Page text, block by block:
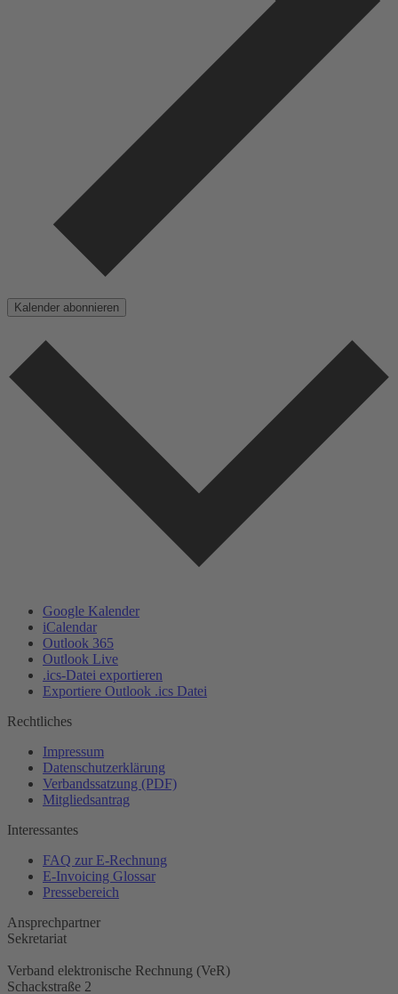
Kalender abonnieren
Google Kalender
iCalendar
Outlook 365
Outlook Live
.ics-Datei exportieren
Exportiere Outlook .ics Datei
Rechtliches
Impressum
Datenschutzerklärung
Verbandssatzung (PDF)
Mitgliedsantrag
Interessantes
FAQ zur E-Rechnung
E-Invoicing Glossar
Pressebereich
Ansprechpartner
Sekretariat
Verband elektronische Rechnung (VeR)
Schackstraße 2